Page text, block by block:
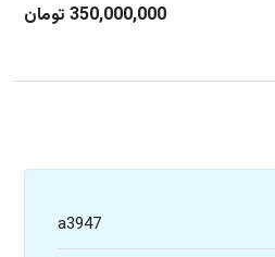
350,000,000 تومان
a3947